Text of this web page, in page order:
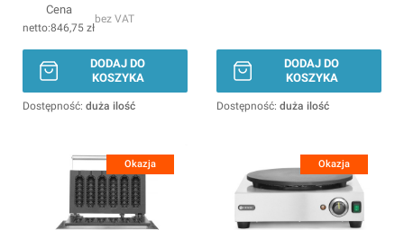
Cena
846,75 zł
bez VAT
DODAJ DO
KOSZYKA
Dostępność: duża ilość
DODAJ DO
KOSZYKA
Dostępność: duża ilość
Okazja Okazja